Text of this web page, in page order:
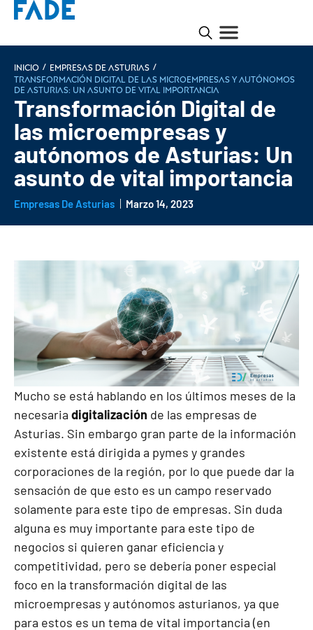
INICIO / Empresas de Asturias /
Transformación Digital de las microempresas y autónomos
de Asturias: Un asunto de vital importancia
Transformación Digital de
las microempresas y
autónomos de Asturias: Un
asunto de vital importancia
Empresas De Asturias Marzo 14, 2023
Mucho se está hablando en los últimos meses de la
necesaria digitalización de las empresas de
Asturias. Sin embargo gran parte de la información
existente está dirigida a pymes y grandes
corporaciones de la región, por lo que puede dar la
sensación de que esto es un campo reservado
solamente para este tipo de empresas. Sin duda
alguna es muy importante para este tipo de
negocios si quieren ganar eficiencia y
competitividad, pero se debería poner especial
foco en la transformación digital de las
microempresas y autónomos asturianos, ya que
para estos es un tema de vital importancia (en